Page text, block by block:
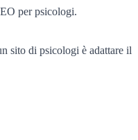
per psicologi.
sito di psicologi è adattare il